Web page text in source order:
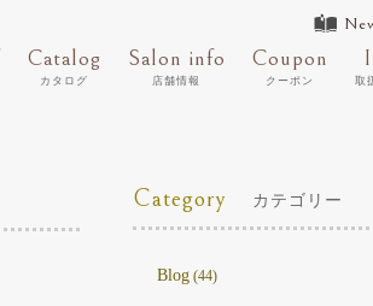
Catalog
カタログ
Salon info
店舗情報
Coupon
クーポン 取
Category カテゴリー
Blog (44)